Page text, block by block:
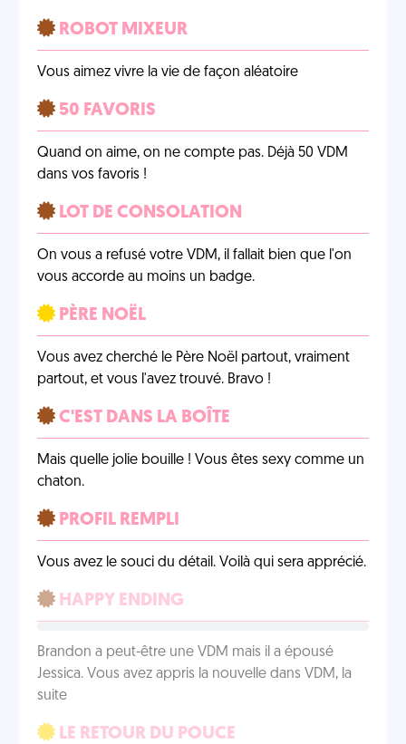
ROBOT MIXEUR
Vous aimez vivre la vie de façon aléatoire
50 FAVORIS
Quand on aime, on ne compte pas. Déjà 50 VDM
dans vos favoris !
LOT DE CONSOLATION
On vous a refusé votre VDM, il fallait bien que l'on
vous accorde au moins un badge.
PÈRE NOËL
Vous avez cherché le Père Noël partout, vraiment
partout, et vous l'avez trouvé. Bravo !
C'EST DANS LA BOÎTE
Mais quelle jolie bouille ! Vous êtes sexy comme un
chaton.
PROFIL REMPLI
Vous avez le souci du détail. Voilà qui sera apprécié.
HAPPY ENDING
Brandon a peut-être une VDM mais il a épousé
Jessica. Vous avez appris la nouvelle dans VDM, la
suite
LE RETOUR DU POUCE